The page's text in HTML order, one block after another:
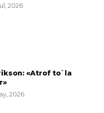
2026
«Atrof to`la
2026